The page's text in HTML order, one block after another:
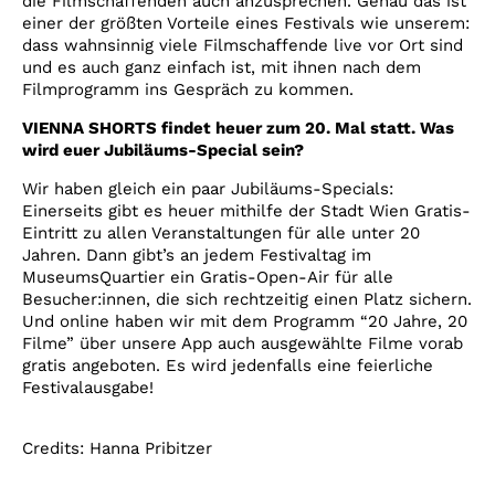
einer der größten Vorteile eines Festivals wie unserem:
dass wahnsinnig viele Filmschaffende live vor Ort sind
und es auch ganz einfach ist, mit ihnen nach dem
Filmprogramm ins Gespräch zu kommen.
VIENNA SHORTS findet heuer zum 20. Mal statt. Was
wird euer Jubiläums-Special sein?
Wir haben gleich ein paar Jubiläums-Specials:
Einerseits gibt es heuer mithilfe der Stadt Wien Gratis-
Eintritt zu allen Veranstaltungen für alle unter 20
Jahren. Dann gibt’s an jedem Festivaltag im
MuseumsQuartier ein Gratis-Open-Air für alle
Besucher:innen, die sich rechtzeitig einen Platz sichern.
Und online haben wir mit dem Programm “20 Jahre, 20
Filme” über unsere App auch ausgewählte Filme vorab
gratis angeboten. Es wird jedenfalls eine feierliche
Festivalausgabe!
Credits: Hanna Pribitzer